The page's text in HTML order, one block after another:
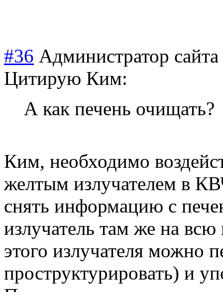
#36 Администратор сайта
Цитирую Ким:
А как печень очищать?
Ким, необходимо
желтым излучателем в
снять информацию с
излучатель там же на
этого излучателя можно
проструктурировать) и